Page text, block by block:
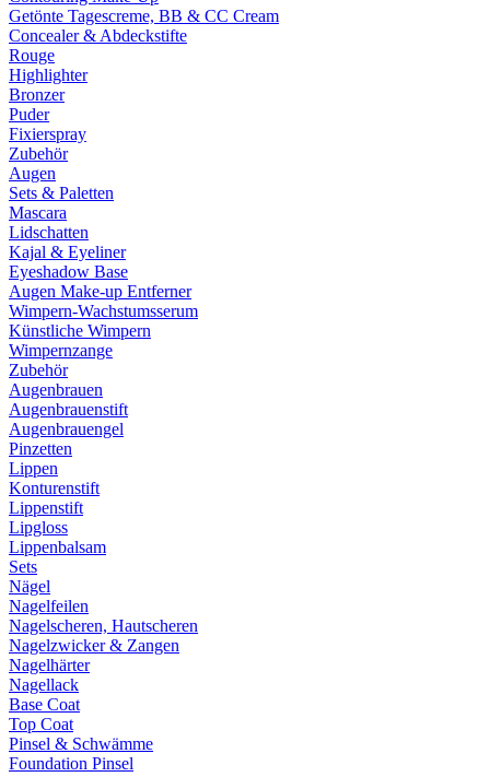
Getönte Tagescreme, BB & CC Cream
Concealer & Abdeckstifte
Rouge
Highlighter
Bronzer
Puder
Fixierspray
Zubehör
Augen
Sets & Paletten
Mascara
Lidschatten
Kajal & Eyeliner
Eyeshadow Base
Augen Make-up Entferner
Wimpern-Wachstumsserum
Künstliche Wimpern
Wimpernzange
Zubehör
Augenbrauen
Augenbrauenstift
Augenbrauengel
Pinzetten
Lippen
Konturenstift
Lippenstift
Lipgloss
Lippenbalsam
Sets
Nägel
Nagelfeilen
Nagelscheren, Hautscheren
Nagelzwicker & Zangen
Nagelhärter
Nagellack
Base Coat
Top Coat
Pinsel & Schwämme
Foundation Pinsel